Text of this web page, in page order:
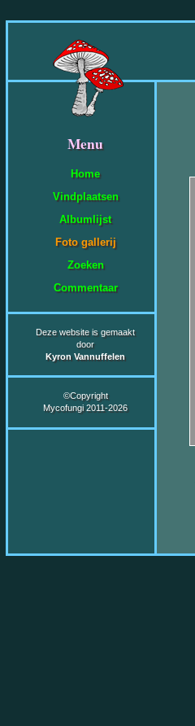
Menu
Home
Vindplaatsen
Albumlijst
Foto gallerij
Zoeken
Commentaar
Deze website is gemaakt
door
Kyron Vannuffelen
©Copyright
Mycofungi 2011-2026